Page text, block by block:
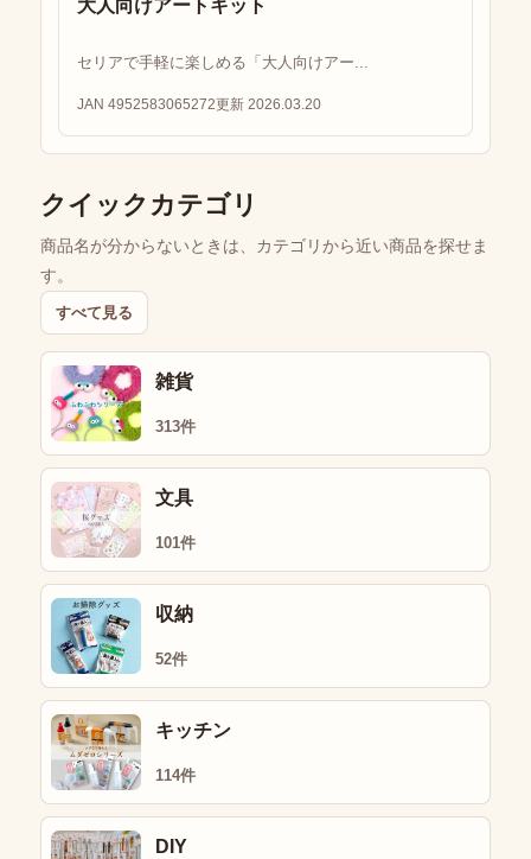
大人向けアートキット
セリアで手軽に楽しめる「大人向けアー...
JAN 4952583065272更新 2026.03.20
クイックカテゴリ
商品名が分からないときは、カテゴリから近い商品を探せま
す。
すべて見る
雑貨
313件
文具
101件
収納
52件
キッチン
114件
DIY